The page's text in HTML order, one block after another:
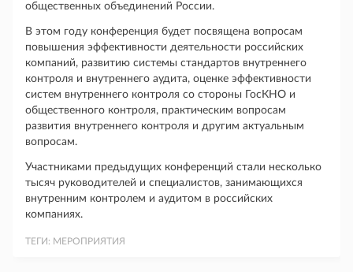
общественных объединений России.
В этом году конференция будет посвящена вопросам
повышения эффективности деятельности российских
компаний, развитию системы стандартов внутреннего
контроля и внутреннего аудита, оценке эффективности
систем внутреннего контроля со стороны ГосКНО и
общественного контроля, практическим вопросам
развития внутреннего контроля и другим актуальным
вопросам.
Участниками предыдущих конференций стали несколько
тысяч руководителей и специалистов, занимающихся
внутренним контролем и аудитом в российских
компаниях.
ТЕГИ: МЕРОПРИЯТИЯ